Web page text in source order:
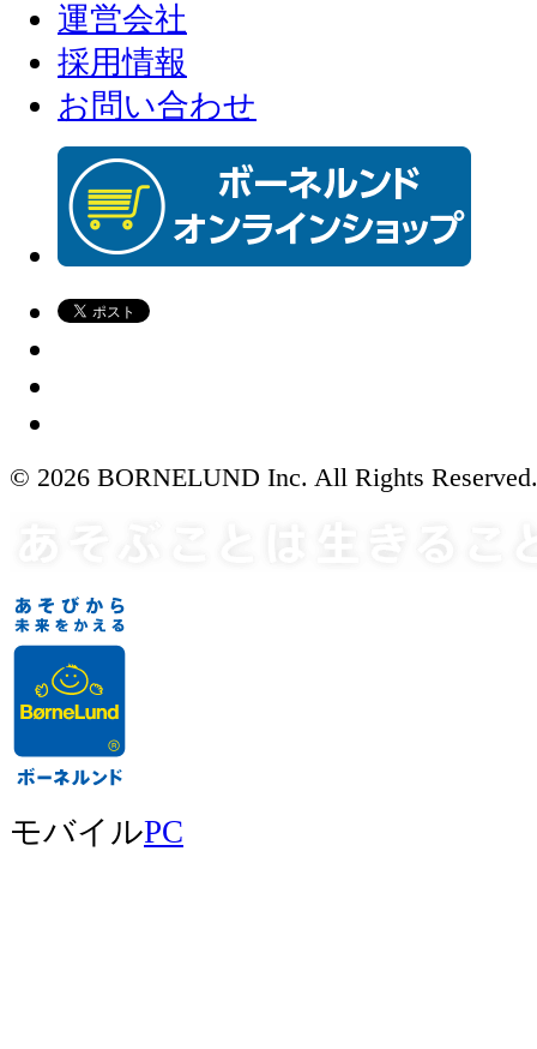
運営会社
採用情報
お問い合わせ
© 2026 BORNELUND Inc. All Rights Reserved.
モバイルPC